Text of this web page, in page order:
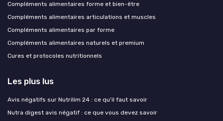
Compléments alimentaires forme et bien-être
Compléments alimentaires articulations et muscles
Compléments alimentaires par forme
Compléments alimentaires naturels et premium
Cures et protocoles nutritionnels
Les plus lus
Avis négatifs sur Nutrilim 24 : ce qu'il faut savoir
Nutra digest avis négatif : ce que vous devez savoir